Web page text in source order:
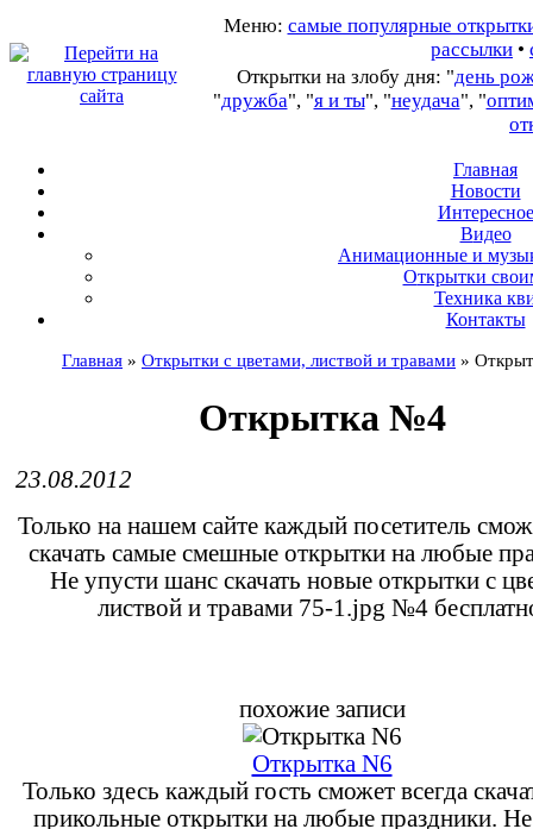
Меню: самые популярные
рассылки •
Открытки на злобу дня: "день
"дружба", "я и ты", "неудача", "
Главная
Новости
Интересное
Видео
Анимационные и
Открытки
Техника
Контакты
Главная » Открытки с цветами, листвой и травами »
Открытка №4
23.08.2012
Только на нашем сайте каждый посетитель
скачать самые смешные открытки на любые
Не упусти шанс скачать новые открытки с
листвой и травами 75-1.jpg №4
похожие записи
Открытка N6
Только здесь каждый гость сможет всегда
прикольные открытки на любые праздники.